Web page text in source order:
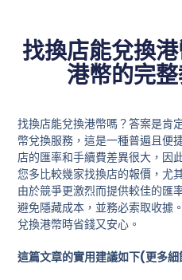
找換店能兌換
港幣的完
找換店能兌換港幣嗎？答案是肯
幣兌換服務，這是一種普遍且便
店的匯率和手續費差異很大，因
您多比較幾家找換店的報價，尤
由於競爭更激烈而提供較佳的匯
避免隱藏成本，並務必索取收據
兌換港幣時省錢又安心。
這篇文章的實用建議如下(更多